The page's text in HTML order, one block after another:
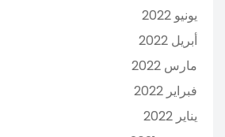
يونيو 2022
أبريل 2022
مارس 2022
فبراير 2022
يناير 2022